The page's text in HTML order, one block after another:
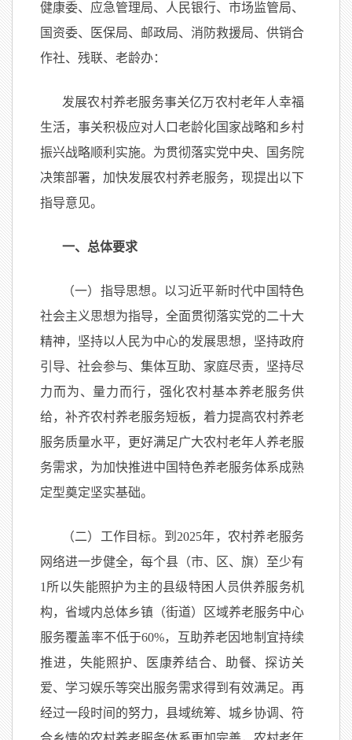
健康委、应急管理局、人民银行、市场监管局、
国资委、医保局、邮政局、消防救援局、供销合
作社、残联、老龄办：
发展农村养老服务事关亿万农村老年人幸福
生活，事关积极应对人口老龄化国家战略和乡村
振兴战略顺利实施。为贯彻落实党中央、国务院
决策部署，加快发展农村养老服务，现提出以下
指导意见。
一、总体要求
（一）指导思想。以习近平新时代中国特色
社会主义思想为指导，全面贯彻落实党的二十大
精神，坚持以人民为中心的发展思想，坚持政府
引导、社会参与、集体互助、家庭尽责，坚持尽
力而为、量力而行，强化农村基本养老服务供
给，补齐农村养老服务短板，着力提高农村养老
服务质量水平，更好满足广大农村老年人养老服
务需求，为加快推进中国特色养老服务体系成熟
定型奠定坚实基础。
（二）工作目标。到2025年，农村养老服务
网络进一步健全，每个县（市、区、旗）至少有
1所以失能照护为主的县级特困人员供养服务机
构，省域内总体乡镇（街道）区域养老服务中心
服务覆盖率不低于60%，互助养老因地制宜持续
推进，失能照护、医康养结合、助餐、探访关
爱、学习娱乐等突出服务需求得到有效满足。再
经过一段时间的努力，县域统筹、城乡协调、符